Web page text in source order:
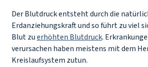
Der Blutdruck entsteht durch die
Erdanziehungskraft und so führt zu viel
Blut zuerhöhten Blutdruck.
verursachen haben meistens mit dem
Kreislaufsystem zutun.